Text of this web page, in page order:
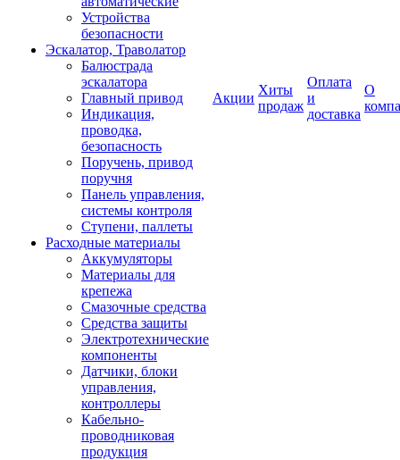
Устройства
безопасности
Эскалатор, Траволатор
Балюстрада
эскалатора
Главный привод
Индикация,
проводка,
безопасность
Поручень, привод
поручня
Панель управления,
системы контроля
Ступени, паллеты
Расходные материалы
Аккумуляторы
Материалы для
крепежа
Смазочные средства
Средства защиты
Электротехнические
компоненты
Датчики, блоки
управления,
контроллеры
Кабельно-
проводниковая
продукция
Акции
Хиты
продаж
Оплата
и
доставка
О